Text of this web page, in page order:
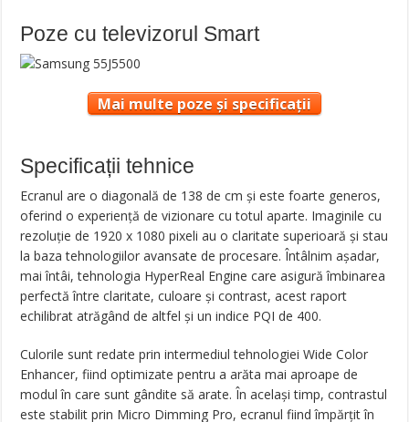
Poze cu televizorul Smart
Mai multe poze și specificații
Specificații tehnice
Ecranul are o diagonală de 138 de cm și este foarte generos,
oferind o experiență de vizionare cu totul aparte. Imaginile cu
rezoluție de 1920 x 1080 pixeli au o claritate superioară și stau
la baza tehnologiilor avansate de procesare. Întâlnim așadar,
mai întâi, tehnologia HyperReal Engine care asigură îmbinarea
perfectă între claritate, culoare și contrast, acest raport
echilibrat atrăgând de altfel și un indice PQI de 400.
Culorile sunt redate prin intermediul tehnologiei Wide Color
Enhancer, fiind optimizate pentru a arăta mai aproape de
modul în care sunt gândite să arate. În același timp, contrastul
este stabilit prin Micro Dimming Pro, ecranul fiind împărțit în